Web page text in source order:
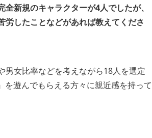
新規のキャラクターが4人でしたが、
したことなどがあれば教えてくださ
男女比率などを考えながら18人を選定
遊んでもらえる方々に親近感を持って